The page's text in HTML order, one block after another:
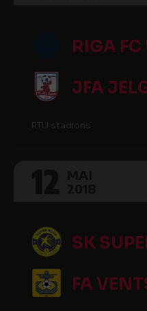
RIGA FC
JFA
RTU stadions
SK
FA